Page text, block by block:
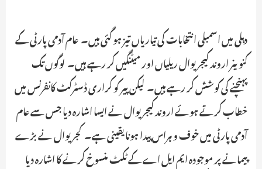
دہلی میں اسمبلی انتخابات کی تیاریاں تیز ہو گئی ہیں۔ عام آدمی پارٹی کے
کنوینر اروند کیجریوال ریلیاں اور میٹنگیں کر رہے ہیں۔ لوگوں تک
پہنچنے کی کوشش کر رہے ہیں۔ لیکن پیر کو کراری ڈسٹرکٹ کانفرنس میں
خطاب کرتے ہوئے اروند کیجریوال نے ایسا اشارہ دیا جس سے عام
آدمی پارٹی میں خوف و ہراس پیدا ہونا یقینی ہے۔ کجریوال نے بڑے
پیمانے پر موجودہ ایم ایل اے کے ٹکٹ منسوخ کرنے کا اشارہ دیا